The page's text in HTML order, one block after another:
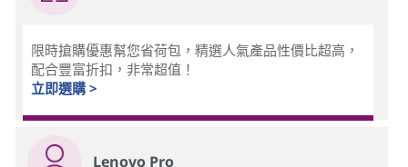
限時搶購優惠幫您省荷包，精選人氣產品性價比超高，
配合豐富折扣，非常超值！
立即選購 >
Lenovo Pro